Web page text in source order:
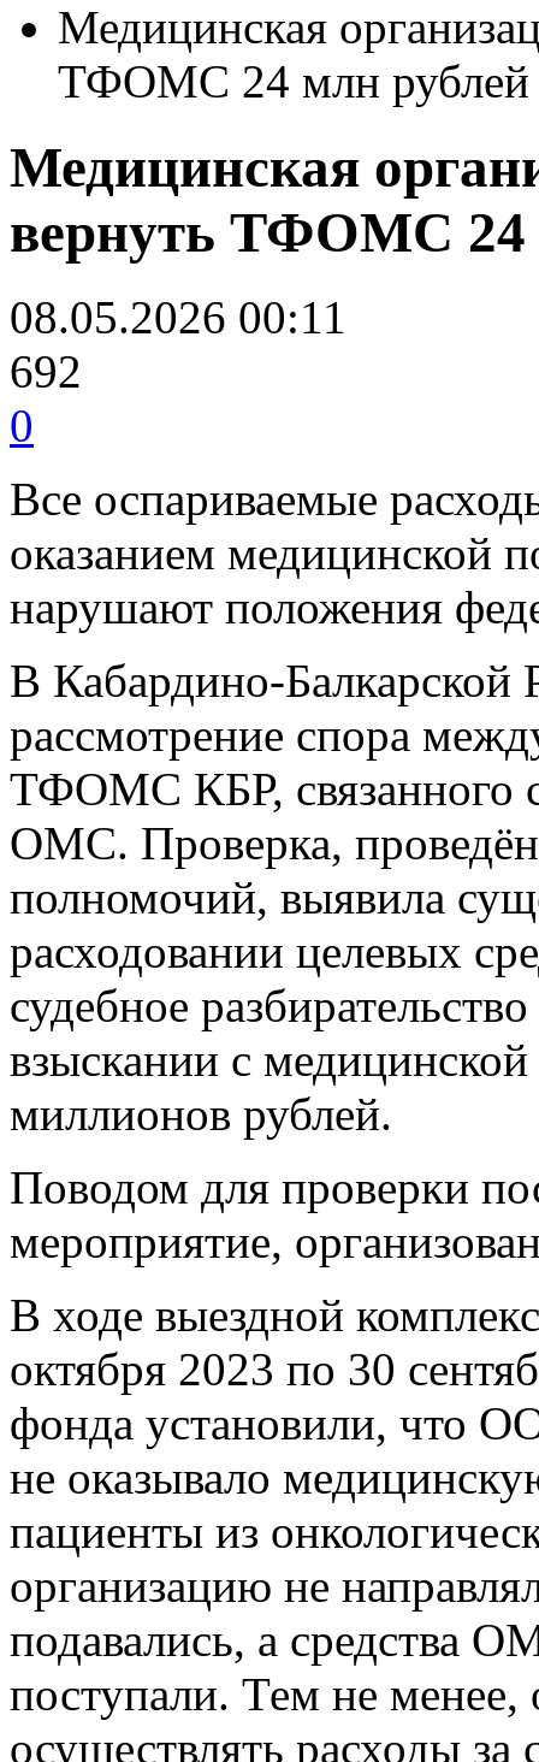
Медицинская
ТФОМС 24 млн рублей
Медицинская
вернуть ТФОМС 24
08.05.2026 00:11
692
0
Все оспариваемые
оказанием
нарушают положения
В Кабардино-Балкарской
рассмотрение спора
ТФОМС КБР, связанного с
ОМС. Проверка,
полномочий, выявила
расходовании целевых
судебное
взыскании с
миллионов рублей.
Поводом для проверки
мероприятие,
В ходе выездной
октября 2023 по 30
фонда установили, что
не оказывало
пациенты из
организацию не
подавались, а средства
поступали. Тем не менее,
осуществлять расходы за